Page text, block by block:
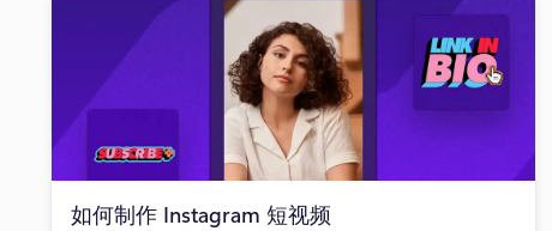
如何制作 Instagram 短视频